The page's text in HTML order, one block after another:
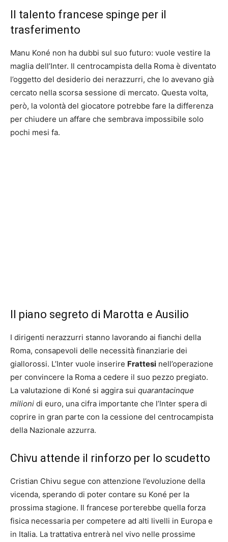
Il talento francese spinge per il
trasferimento
Manu Koné non ha dubbi sul suo futuro: vuole vestire la
maglia dell’Inter. Il centrocampista della Roma è diventato
l’oggetto del desiderio dei nerazzurri, che lo avevano già
cercato nella scorsa sessione di mercato. Questa volta,
però, la volontà del giocatore potrebbe fare la differenza
per chiudere un affare che sembrava impossibile solo
pochi mesi fa.
Il piano segreto di Marotta e Ausilio
I dirigenti nerazzurri stanno lavorando ai fianchi della
Roma, consapevoli delle necessità finanziarie dei
giallorossi. L’Inter vuole inserire Frattesi nell’operazione
per convincere la Roma a cedere il suo pezzo pregiato.
La valutazione di Koné si aggira sui quarantacinque
milioni di euro, una cifra importante che l’Inter spera di
coprire in gran parte con la cessione del centrocampista
della Nazionale azzurra.
Chivu attende il rinforzo per lo scudetto
Cristian Chivu segue con attenzione l’evoluzione della
vicenda, sperando di poter contare su Koné per la
prossima stagione. Il francese porterebbe quella forza
fisica necessaria per competere ad alti livelli in Europa e
in Italia. La trattativa entrerà nel vivo nelle prossime